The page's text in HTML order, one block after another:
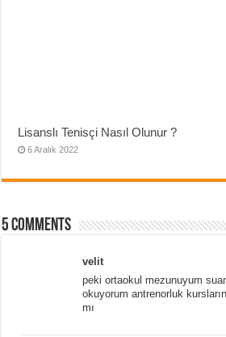
Lisanslı Tenisçi Nasıl Olunur ?
6 Aralık 2022
5 comments
velit
peki ortaokul mezunuyum
okuyorum antrenorluk
mı